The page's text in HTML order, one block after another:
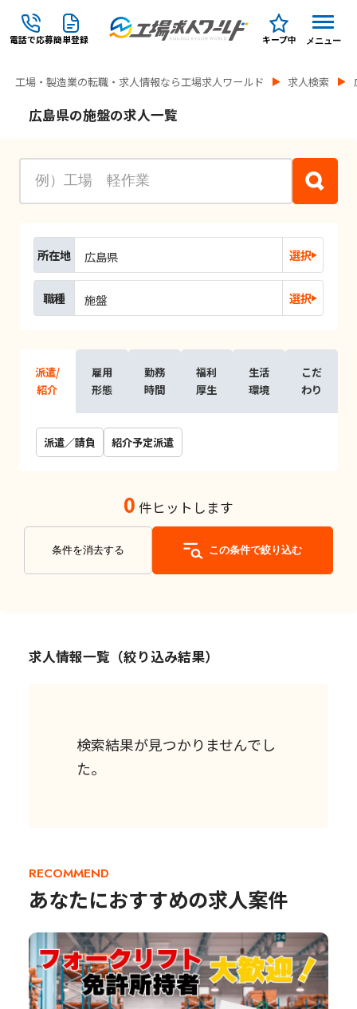
電話で応募簡単登録 キープ中 メニュー
工場・製造業の転職・求人情報なら工場求人ワールド 求人検索
広島県の施盤の求人一覧
所在地 広島県 選択
職種 施盤 選択
派遣/
紹介
雇用
形態
勤務
時間
福利
厚生
生活
環境
こだ
わり
派遣／請負 紹介予定派遣
0 件ヒットします
条件を消去する この条件で絞り込む
求人情報一覧（絞り込み結果）
検索結果が見つかりませんでし
た。
RECOMMEND
あなたにおすすめの求人案件